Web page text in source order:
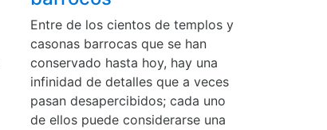
Entre de los cientos de templos y
casonas barrocas que se han
conservado hasta hoy, hay una
infinidad de detalles que a veces
pasan desapercibidos; cada uno
de ellos puede considerarse una